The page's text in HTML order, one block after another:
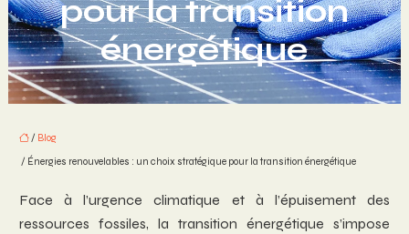
pour la transition
énergétique
/ Blog
/ Énergies renouvelables : un choix stratégique pour la transition énergétique
Face à l’urgence climatique et à l’épuisement des
ressources fossiles, la transition énergétique s’impose